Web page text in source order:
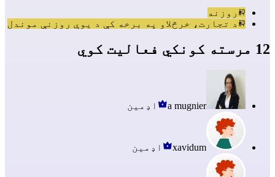
روزنه
د تجارت، خرڅلاو په برخه کې د یوې روزنې موندل
12 مرسته کونکي فعالیت کوي
a mugnier اډمین
xavidum اډمین